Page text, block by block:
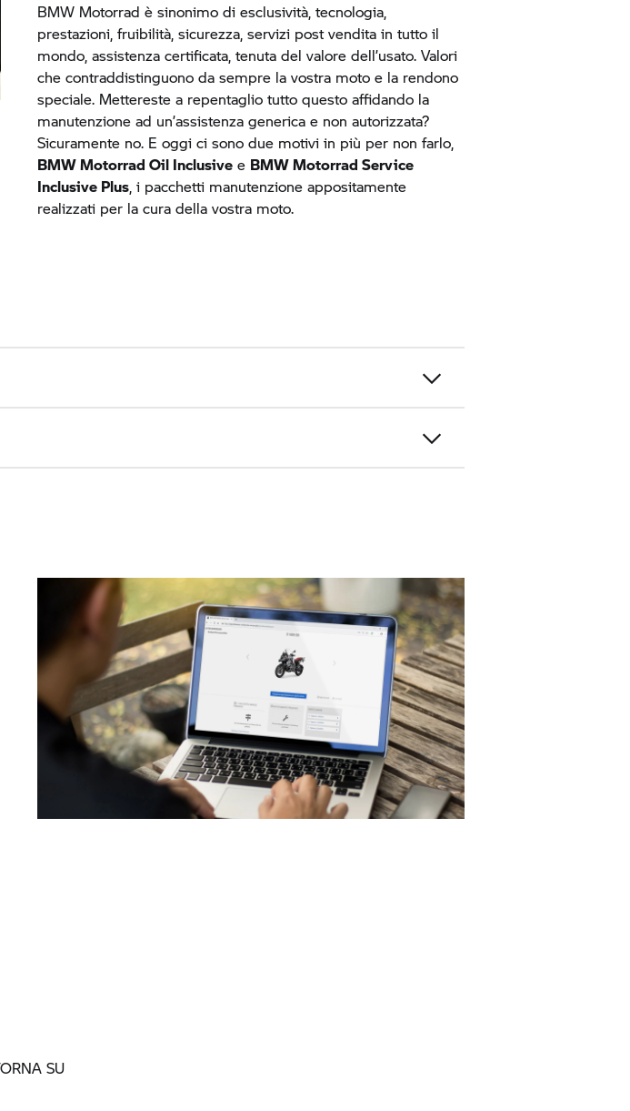
BMW Motorrad è sinonimo di esclusività, tecnologia,
prestazioni, fruibilità, sicurezza, servizi post vendita in tutto il
mondo, assistenza certificata, tenuta del valore dell’usato. Valori
che contraddistinguono da sempre la vostra moto e la rendono
speciale. Mettereste a repentaglio tutto questo affidando la
manutenzione ad un’assistenza generica e non autorizzata?
Sicuramente no. E oggi ci sono due motivi in più per non farlo,
BMW Motorrad Oil Inclusivee BMW Motorrad Service
Inclusive Plus, i pacchetti manutenzione appositamente
realizzati per la cura della vostra moto.
SU